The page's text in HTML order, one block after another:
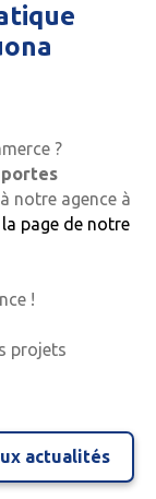
?
portes
notre agence à
page de notre
!
projets
actualités